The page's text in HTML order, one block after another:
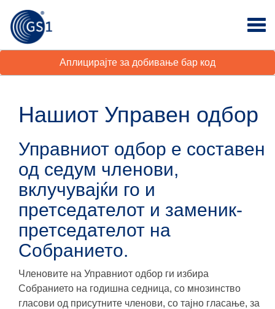
Аплицирајте за добивање бар код
Нашиот Управен одбор
Управниот одбор е составен
од седум членови,
вклучувајќи го и
претседателот и заменик-
претседателот на
Собранието.
Членовите на Управниот одбор ги избира
Собранието на годишна седница, со мнозинство
гласови од присутните членови, со тајно гласање, за